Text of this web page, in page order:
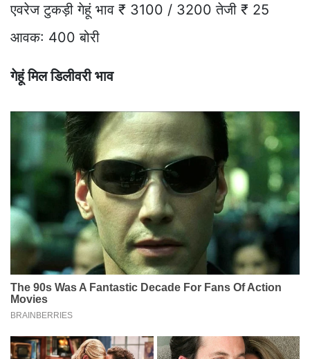
एवरेज टुकड़ी गेहूं भाव ₹ 3100 / 3200 तेजी ₹ 25
आवक: 400 बोरी
गेहूं मिल डिलीवरी भाव